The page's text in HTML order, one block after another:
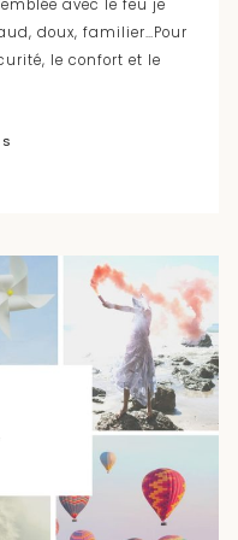
avec le feu je
doux, familier…Pour
le confort et le